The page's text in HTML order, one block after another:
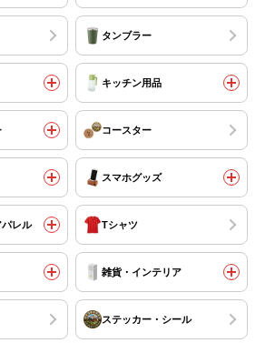
タンブラー
キッチン用品
コースター
スマホグッズ
パレル Tシャツ
雑貨・インテリア
ステッカー・シール